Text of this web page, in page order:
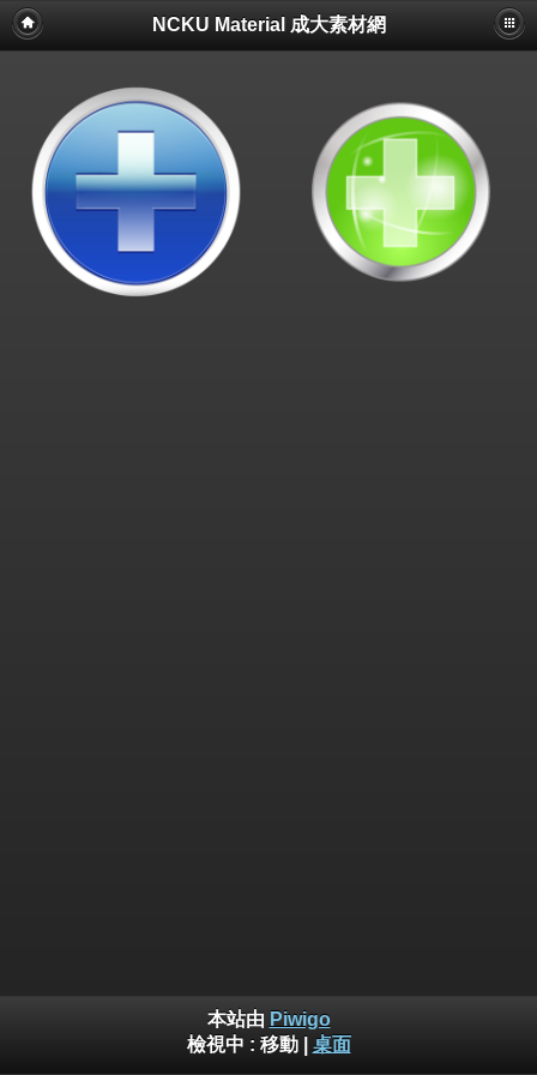
NCKU Material 成大素材網
本站由 Piwigo
檢視中 : 移動| 桌面